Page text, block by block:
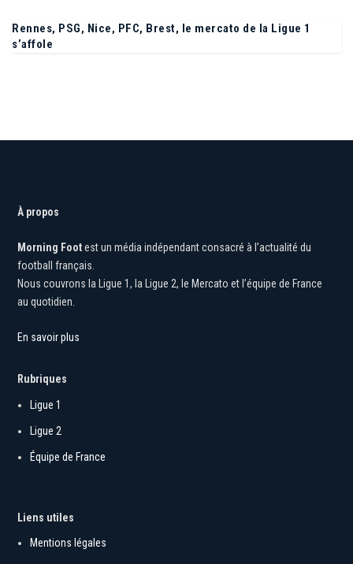
Rennes, PSG, Nice, PFC, Brest, le mercato de la Ligue 1
À propos
Morning Foot
est un média indépendant consacré à l’actualité du
football français.
Nous couvrons la Ligue 1, la Ligue 2, le Mercato et l’équipe de France
au quotidien.
En savoir plus
Rubriques
Ligue 1
Ligue 2
Équipe de France
Mentions légales